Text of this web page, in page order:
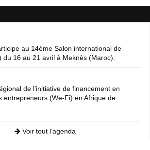
au 14ème Salon international de
du 16 au 21 avril à Meknès (Maroc).
de l’initiative de financement en
entrepreneurs (We-Fi) en Afrique de
Voir tout l’agenda